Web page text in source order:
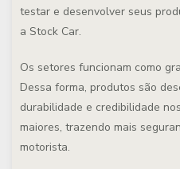
testar e desenvolver seus
a Stock Car.
Os setores funcionam como
Dessa forma, produtos são
durabilidade e credibilidade
maiores, trazendo mais
motorista.